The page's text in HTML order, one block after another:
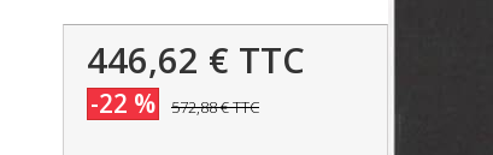
446,62 € TTC
-22 % 572,88 €TTC